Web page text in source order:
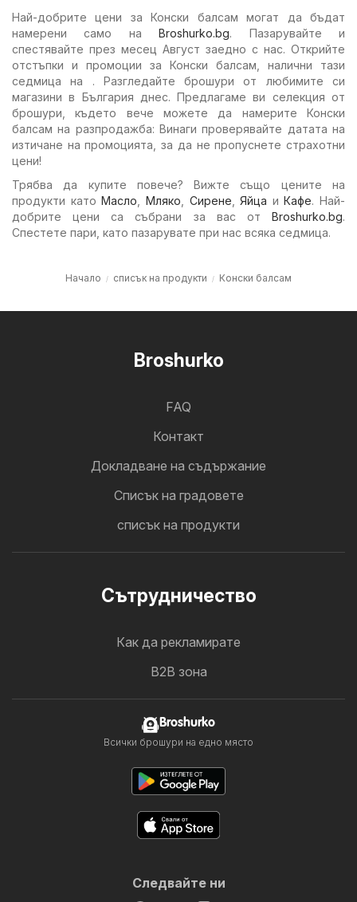
Най-добрите цени за Конски балсам могат да бъдат
намерени само наBroshurko.bg. Пазарувайте и
спестявайте през месец Август заедно с нас. Открийте
отстъпки и промоции за Конски балсам, налични тази
седмица на . Разгледайте брошури от любимите си
магазини в България днес. Предлагаме ви селекция от
брошури, където вече можете да намерите Конски
балсам на разпродажба: Винаги проверявайте датата на
изтичане на промоцията, за да не пропуснете страхотни
цени!
Трябва да купите повече? Вижте също цените на
продукти катоМасло Мляко Сирене ,Яйца иКафе. Най-
добрите цени са събрани за вас от Broshurko.bg.
Спестете пари, като пазарувате при нас всяка седмица.
Начало списък на продукти Конски балсам
Broshurko
FAQ
Контакт
Докладване на съдържание
Cписък на градовете
списък на продукти
Cътрудничество
Как да рекламирате
B2B зона
Broshurko
Всички брошури на едно място
Следвайте ни